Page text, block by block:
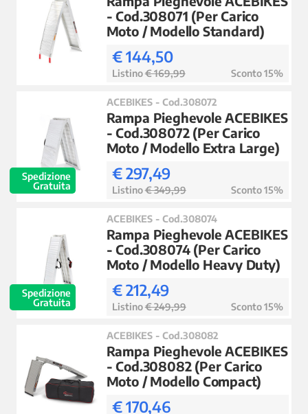
- Cod.308071 (Per Carico
Moto / Modello Standard)
€ 144,50
Listino€ 169,99 Sconto 15%
Spedizione
Gratuita
ACEBIKES - Cod.308072
Rampa Pieghevole ACEBIKES
- Cod.308072 (Per Carico
Moto / Modello Extra Large)
€ 297,49
Listino€ 349,99 Sconto 15%
Spedizione
Gratuita
ACEBIKES - Cod.308074
Rampa Pieghevole ACEBIKES
- Cod.308074 (Per Carico
Moto / Modello Heavy Duty)
€ 212,49
Listino€ 249,99 Sconto 15%
ACEBIKES - Cod.308082
Rampa Pieghevole ACEBIKES
- Cod.308082 (Per Carico
Moto / Modello Compact)
€ 170,46